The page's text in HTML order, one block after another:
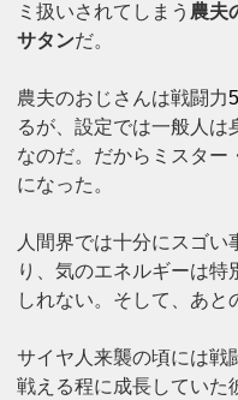
ミ扱いされてしまう 農夫
サタンだ。
農夫のおじさんは戦闘力5
るが、設定では一般人
なのだ。だからミスター
になった。
人間界では十分にスゴい
り、気のエネルギーは特
しれない。そして、あと
サイヤ人来襲の頃には戦
戦える程に成長していた